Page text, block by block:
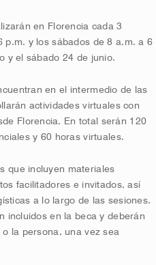
en Florencia cada 3
p.m. y los sábados de 8 a.m. a 6
y el sábado 24 de junio.
en el intermedio de las
actividades virtuales con
Florencia. En total serán 120
y 60 horas virtuales.
que incluyen materiales
facilitadores e invitados, así
a lo largo de las sesiones.
incluidos en la beca y deberán
la persona, una vez sea